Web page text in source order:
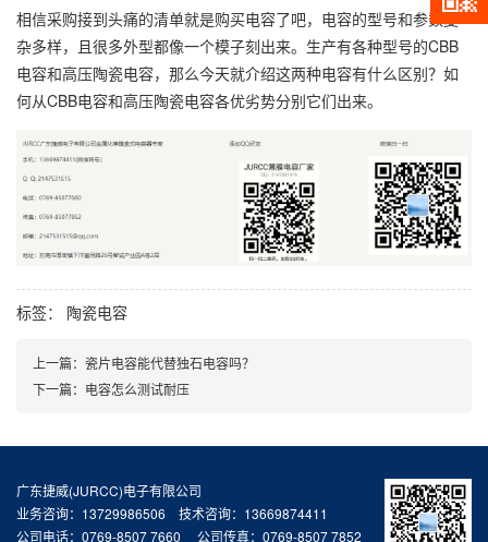
相信采购接到头痛的清单就是购买电容了吧，电容的型号和参数复
杂多样，且很多外型都像一个模子刻出来。生产有各种型号的CBB
电容和高压陶瓷电容，那么今天就介绍这两种电容有什么区别？如
何从CBB电容和高压陶瓷电容各优劣势分别它们出来。
标签： 陶瓷电容
上一篇： 瓷片电容能代替独石电容吗？
下一篇： 电容怎么测试耐压
广东捷威(JURCC)电子有限公司
业务咨询：13729986506 技术咨询：13669874411
公司电话：0769-8507 7660 公司传真：0769-8507 7852